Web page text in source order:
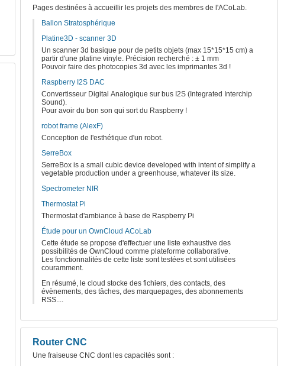
Pages destinées à accueillir les projets des membres de l'ACoLab.
Ballon Stratosphérique
Platine3D - scanner 3D
Un scanner 3d basique pour de petits objets (max 15*15*15 cm) a
partir d'une platine vinyle. Précision recherché : ± 1 mm
Pouvoir faire des photocopies 3d avec les imprimantes 3d !
Raspberry I2S DAC
Convertisseur Digital Analogique sur bus I2S (Integrated Interchip
Sound).
Pour avoir du bon son qui sort du Raspberry !
robot frame (AlexF)
Conception de l'esthétique d'un robot.
SerreBox
SerreBox is a small cubic device developed with intent of simplify a
vegetable production under a greenhouse, whatever its size.
Spectrometer NIR
Thermostat Pi
Thermostat d'ambiance à base de Raspberry Pi
Étude pour un OwnCloud ACoLab
Cette étude se propose d'effectuer une liste exhaustive des
possibilités de OwnCloud comme plateforme collaborative.
Les fonctionnalités de cette liste sont testées et sont utilisées
couramment.
En résumé, le cloud stocke des fichiers, des contacts, des
évènements, des tâches, des marquepages, des abonnements
RSS....
Router CNC
Une fraiseuse CNC dont les capacités sont :